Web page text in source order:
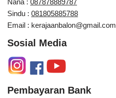
Nana : 087878889787
Sindu : 081805885788
Email : kerajaanbalon@gmail.com
Sosial Media
Pembayaran Bank